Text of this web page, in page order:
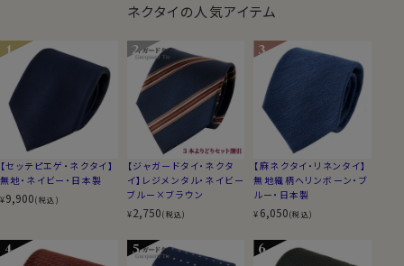
ネクタイの人気アイテム
【セッテピエゲ・ネクタイ】
無地・ネイビー・日本製
¥9,900(税込)
【ジャガードタイ・ネクタ
イ】レジメンタル・ネイビー
ブルー×ブラウン
¥2,750(税込)
【麻ネクタイ・リネンタイ】
無地織柄ヘリンボーン・ブ
ルー・日本製
¥ 6,050(税込)